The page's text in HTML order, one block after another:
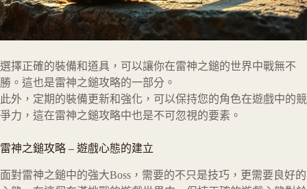
選擇正確的裝備和道具，可以讓你在雷神之鎚的世界中戰無不
勝。這也是雷神之鎚攻略的一部分。
此外，定期的裝備更新和強化，可以保持您的角色在遊戲中的競
爭力，這在雷神之鎚攻略中也是不可忽視的要素。
雷神之鎚攻略 – 遊戲心態的建立
面對雷神之鎚中的強大Boss，需要的不只是技巧，更需要良好的